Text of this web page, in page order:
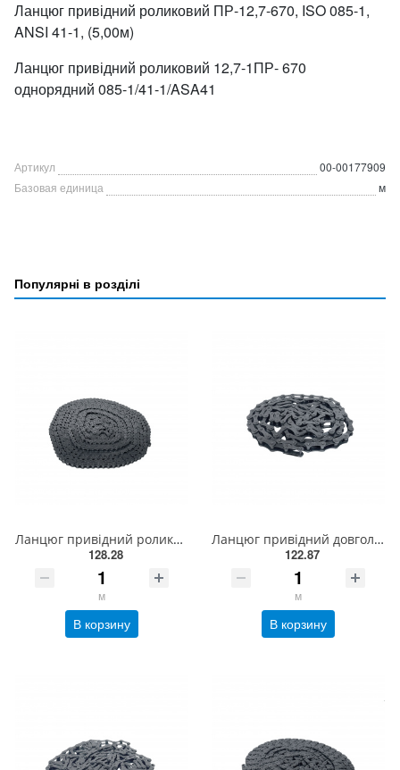
Ланцюг привідний роликовий ПР-12,7-670, ISO 085-1,
ANSI 41-1, (5,00м)
Ланцюг привідний роликовий 12,7-1ПР- 670
однорядний 085-1/41-1/ASA41
Артикул
00-00177909
Базовая единица
м
Популярні в розділі
Ланцюг привідний роликовий ПР-08-460, ISO 05B-1 (5,00м)
128.28
м
В корзину
Ланцюг привідний довголанковий 2040 L = 3 м , ISO 208A
122.87
м
В корзину